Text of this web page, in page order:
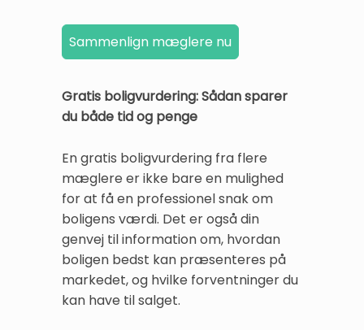
Gratis boligvurdering: Sådan sparer
du både tid og penge
En gratis boligvurdering fra flere
mæglere er ikke bare en mulighed
for at få en professionel snak om
boligens værdi. Det er også din
genvej til information om, hvordan
boligen bedst kan præsenteres på
markedet, og hvilke forventninger du
kan have til salget.